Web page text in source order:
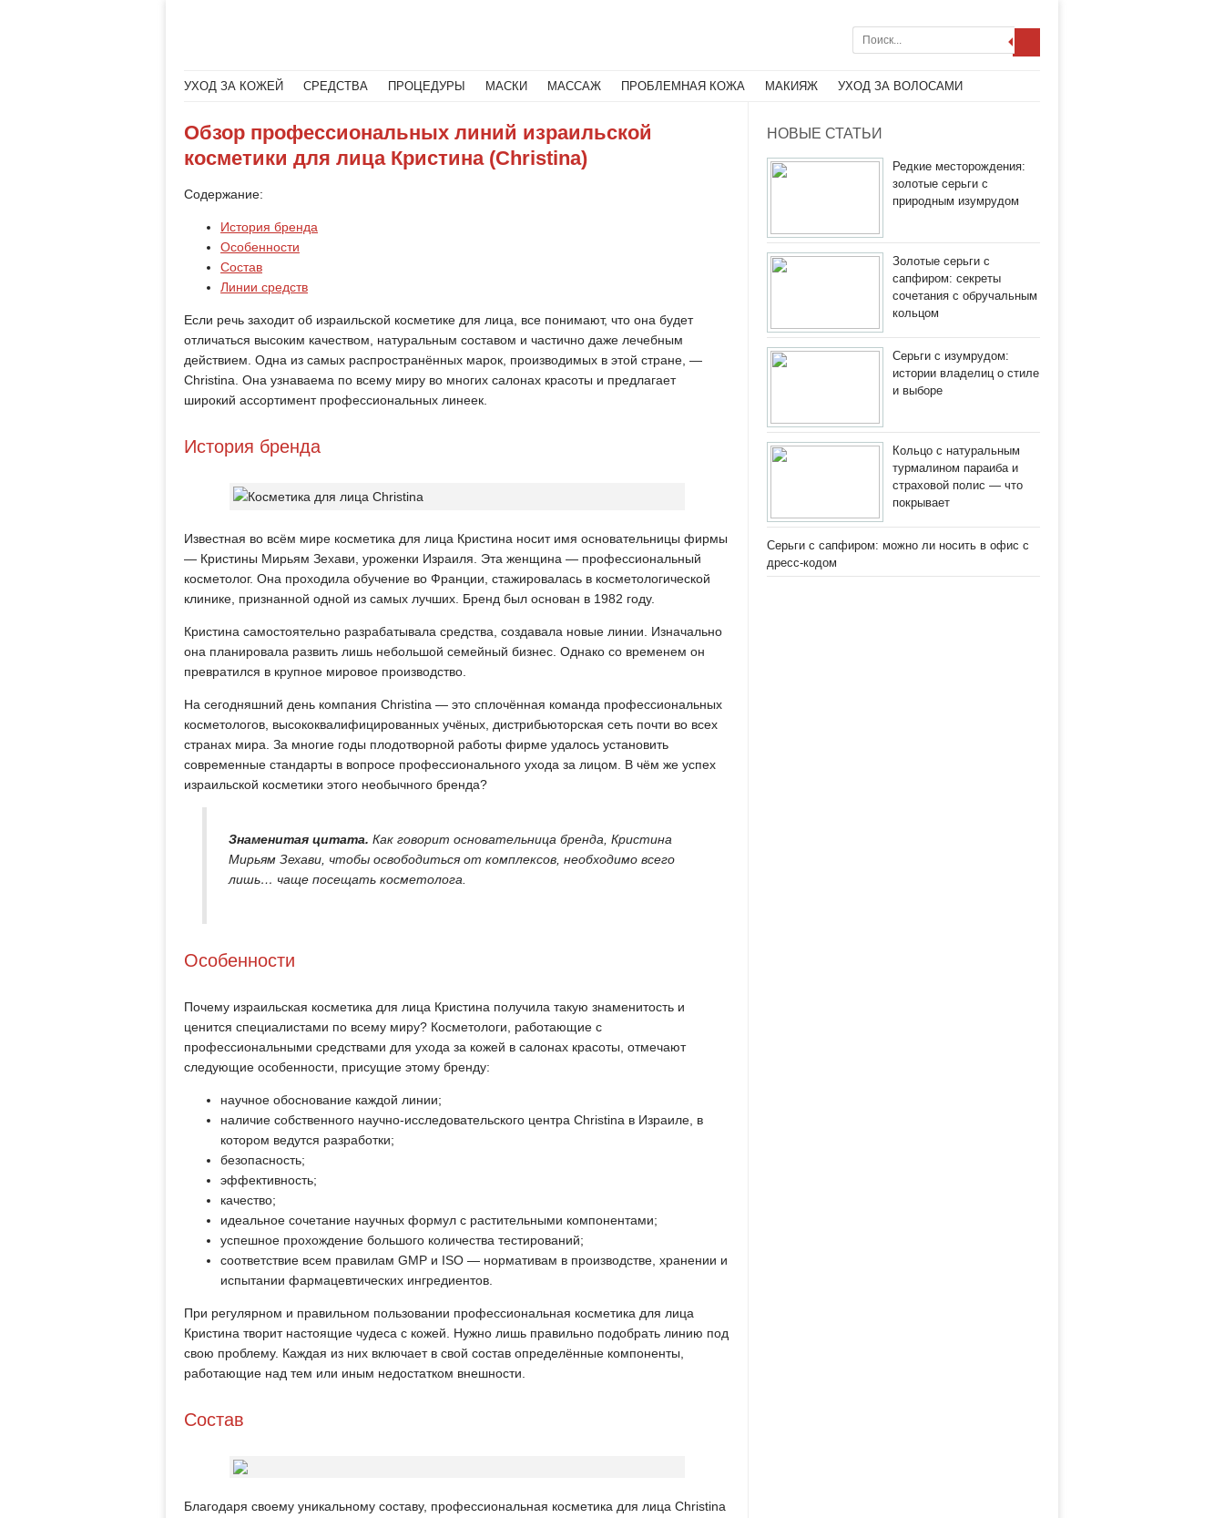
УХОД ЗА КОЖЕЙ СРЕДСТВА ПРОЦЕДУРЫ МАСКИ МАССАЖ ПРОБЛЕМНАЯ КОЖА МАКИЯЖ УХОД ЗА ВОЛОСАМИ
Обзор профессиональных линий израильской
косметики для лица Кристина (Christina)
Содержание:
История бренда
Особенности
Состав
Линии средств
Если речь заходит об израильской косметике для лица, все понимают, что она будет
отличаться высоким качеством, натуральным составом и частично даже лечебным
действием. Одна из самых распространённых марок, производимых в этой стране, —
Christina. Она узнаваема по всему миру во многих салонах красоты и предлагает
широкий ассортимент профессиональных линеек.
История бренда
Известная во всём мире косметика для лица Кристина носит имя основательницы фирмы
— Кристины Мирьям Зехави, уроженки Израиля. Эта женщина — профессиональный
косметолог. Она проходила обучение во Франции, стажировалась в косметологической
клинике, признанной одной из самых лучших. Бренд был основан в 1982 году.
Кристина самостоятельно разрабатывала средства, создавала новые линии. Изначально
она планировала развить лишь небольшой семейный бизнес. Однако со временем он
превратился в крупное мировое производство.
На сегодняшний день компания Christina — это сплочённая команда профессиональных
косметологов, высококвалифицированных учёных, дистрибьюторская сеть почти во всех
странах мира. За многие годы плодотворной работы фирме удалось установить
современные стандарты в вопросе профессионального ухода за лицом. В чём же успех
израильской косметики этого необычного бренда?
Знаменитая цитата. Как говорит основательница бренда, Кристина
Мирьям Зехави, чтобы освободиться от комплексов, необходимо всего
лишь… чаще посещать косметолога.
Особенности
Почему израильская косметика для лица Кристина получила такую знаменитость и
ценится специалистами по всему миру? Косметологи, работающие с
профессиональными средствами для ухода за кожей в салонах красоты, отмечают
следующие особенности, присущие этому бренду:
научное обоснование каждой линии;
наличие собственного научно-исследовательского центра Christina в Израиле, в
котором ведутся разработки;
безопасность;
эффективность;
качество;
идеальное сочетание научных формул с растительными компонентами;
успешное прохождение большого количества тестирований;
соответствие всем правилам GMP и ISO — нормативам в производстве, хранении и
испытании фармацевтических ингредиентов.
При регулярном и правильном пользовании профессиональная косметика для лица
Кристина творит настоящие чудеса с кожей. Нужно лишь правильно подобрать линию под
свою проблему. Каждая из них включает в свой состав определённые компоненты,
работающие над тем или иным недостатком внешности.
Состав
Благодаря своему уникальному составу, профессиональная косметика для лица Christina
НОВЫЕ СТАТЬИ
Редкие месторождения:
золотые серьги с
природным изумрудом
Золотые серьги с
сапфиром: секреты
сочетания с обручальным
кольцом
Серьги с изумрудом:
истории владелиц о стиле
и выборе
Кольцо с натуральным
турмалином параиба и
страховой полис — что
покрывает
Серьги с сапфиром: можно ли носить в офис с
дресс-кодом